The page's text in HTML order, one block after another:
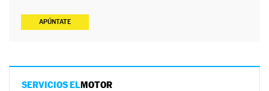
APÚNTATE
SERVICIOS ELMOTOR